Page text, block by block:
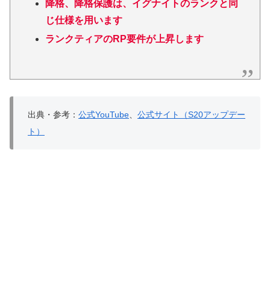
降格、降格保護は、イグナイトのランクと同
じ仕様を用います
ランクティアのRP要件が上昇します
出典・参考： 公式YouTube、 公式サイト（S20アップデー
ト）